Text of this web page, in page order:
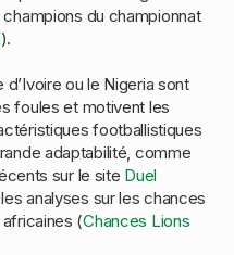
du championnat
).
ou le Nigeria sont
foules et motivent les
footballistiques
adaptabilité, comme
sur le site Duel
analyses sur les chances
africaines (Chances Lions